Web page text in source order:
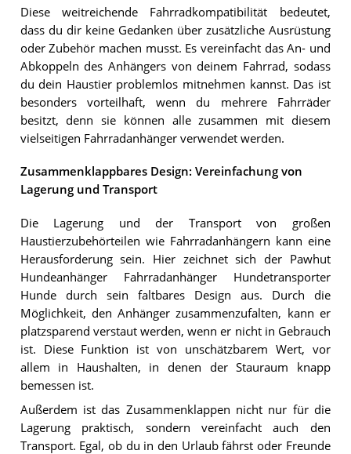
Diese weitreichende Fahrradkompatibilität bedeutet,
dass du dir keine Gedanken über zusätzliche Ausrüstung
oder Zubehör machen musst. Es vereinfacht das An- und
Abkoppeln des Anhängers von deinem Fahrrad, sodass
du dein Haustier problemlos mitnehmen kannst. Das ist
besonders vorteilhaft, wenn du mehrere Fahrräder
besitzt, denn sie können alle zusammen mit diesem
vielseitigen Fahrradanhänger verwendet werden.
Zusammenklappbares Design: Vereinfachung von
Lagerung und Transport
Die Lagerung und der Transport von großen
Haustierzubehörteilen wie Fahrradanhängern kann eine
Herausforderung sein. Hier zeichnet sich der Pawhut
Hundeanhänger Fahrradanhänger Hundetransporter
Hunde durch sein faltbares Design aus. Durch die
Möglichkeit, den Anhänger zusammenzufalten, kann er
platzsparend verstaut werden, wenn er nicht in Gebrauch
ist. Diese Funktion ist von unschätzbarem Wert, vor
allem in Haushalten, in denen der Stauraum knapp
bemessen ist.
Außerdem ist das Zusammenklappen nicht nur für die
Lagerung praktisch, sondern vereinfacht auch den
Transport. Egal, ob du in den Urlaub fährst oder Freunde